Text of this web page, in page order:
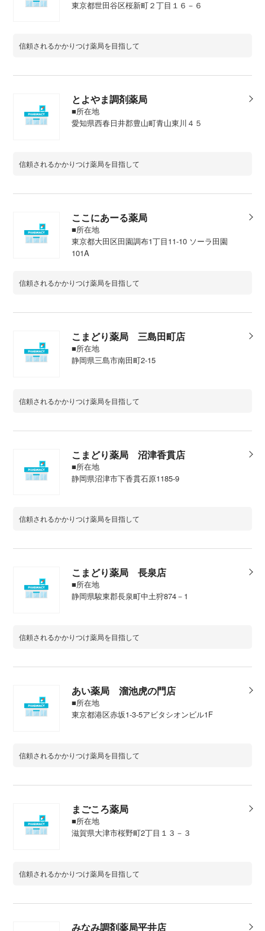
東京都世田谷区桜新町２丁目１６－６
信頼されるかかりつけ薬局を目指して
とよやま調剤薬局
■所在地
愛知県西春日井郡豊山町青山東川４５
信頼されるかかりつけ薬局を目指して
ここにあーる薬局
■所在地
東京都大田区田園調布1丁目11-10 ソーラ田園
101A
信頼されるかかりつけ薬局を目指して
こまどり薬局 三島田町店
■所在地
静岡県三島市南田町2-15
信頼されるかかりつけ薬局を目指して
こまどり薬局 沼津香貫店
■所在地
静岡県沼津市下香貫石原1185-9
信頼されるかかりつけ薬局を目指して
こまどり薬局 長泉店
■所在地
静岡県駿東郡長泉町中土狩874－1
信頼されるかかりつけ薬局を目指して
あい薬局 溜池虎の門店
■所在地
東京都港区赤坂1-3-5アビタシオンビル1F
信頼されるかかりつけ薬局を目指して
まごころ薬局
■所在地
滋賀県大津市桜野町2丁目１３－３
信頼されるかかりつけ薬局を目指して
みなみ調剤薬局平井店